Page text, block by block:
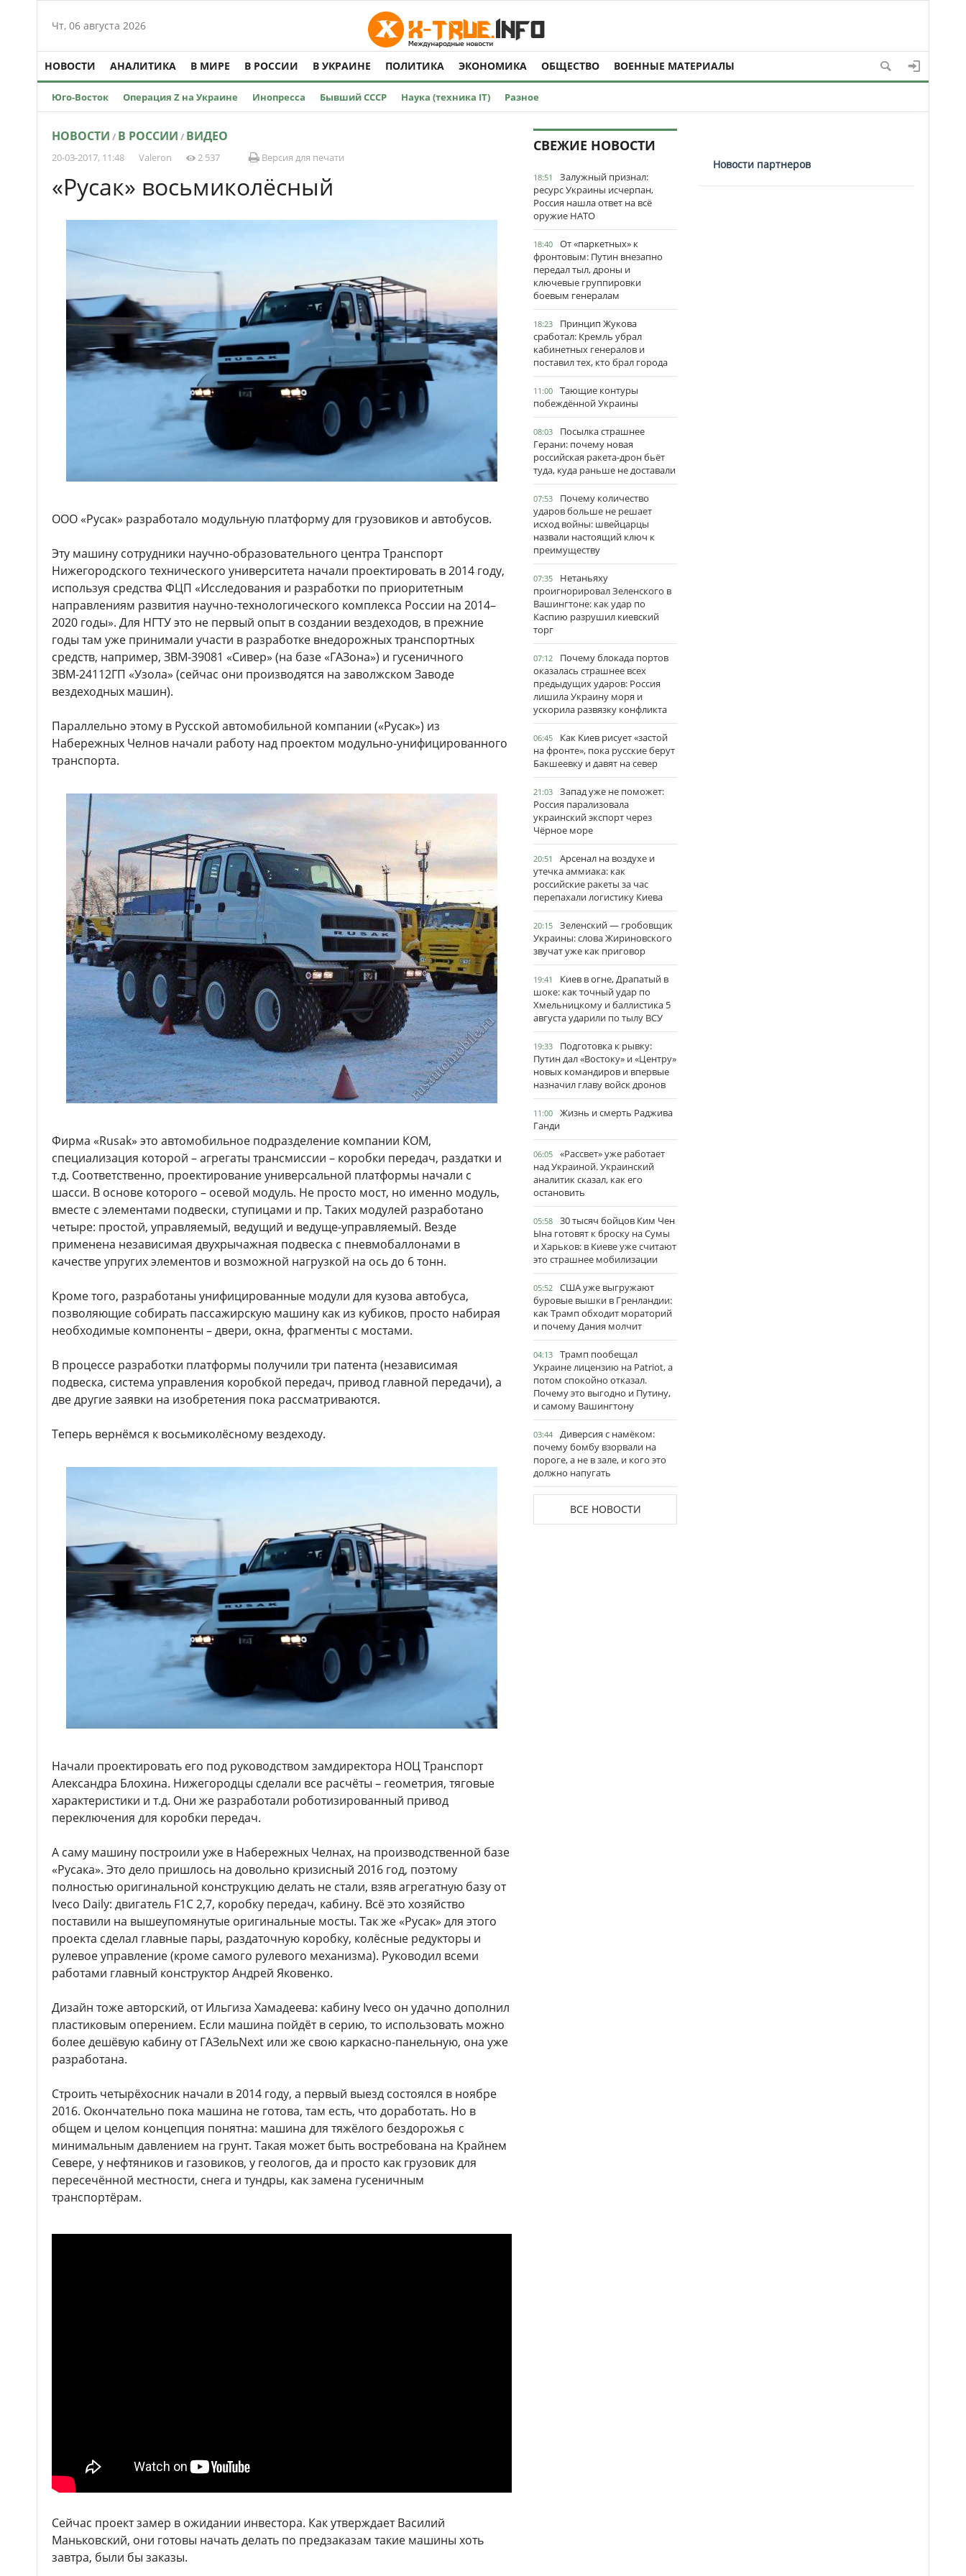
Чт, 06 августа 2026
НОВОСТИ АНАЛИТИКА В МИРЕ В РОССИИ В УКРАИНЕ ПОЛИТИКА ЭКОНОМИКА ОБЩЕСТВО ВОЕННЫЕ МАТЕРИАЛЫ
Юго-Восток Операция Z на Украине Инопресса Бывший СССР Наука (техника IT) Разное
НОВОСТИ / В РОССИИ / ВИДЕО
20-03-2017, 11:48 Valeron 2 537 Версия для печати
«Русак» восьмиколёсный
ООО «Русак» разработало модульную платформу для грузовиков и автобусов.
Эту машину сотрудники научно-образовательного центра Транспорт
Нижегородского технического университета начали проектировать в 2014 году,
используя средства ФЦП «Исследования и разработки по приоритетным
направлениям развития научно-технологического комплекса России на 2014–
2020 годы». Для НГТУ это не первый опыт в создании вездеходов, в прежние
годы там уже принимали участи в разработке внедорожных транспортных
средств, например, ЗВМ-39081 «Сивер» (на базе «ГАЗона») и гусеничного
ЗВМ-24112ГП «Узола» (сейчас они производятся на заволжском Заводе
вездеходных машин).
Параллельно этому в Русской автомобильной компании («Русак») из
Набережных Челнов начали работу над проектом модульно-унифицированного
транспорта.
Фирма «Rusak» это автомобильное подразделение компании КОМ,
специализация которой – агрегаты трансмиссии – коробки передач, раздатки и
т.д. Соответственно, проектирование универсальной платформы начали с
шасси. В основе которого – осевой модуль. Не просто мост, но именно модуль,
вместе с элементами подвески, ступицами и пр. Таких модулей разработано
четыре: простой, управляемый, ведущий и ведуще-управляемый. Везде
применена независимая двухрычажная подвеска с пневмобаллонами в
качестве упругих элементов и возможной нагрузкой на ось до 6 тонн.
Кроме того, разработаны унифицированные модули для кузова автобуса,
позволяющие собирать пассажирскую машину как из кубиков, просто набирая
необходимые компоненты – двери, окна, фрагменты с мостами.
В процессе разработки платформы получили три патента (независимая
подвеска, система управления коробкой передач, привод главной передачи), а
две другие заявки на изобретения пока рассматриваются.
Теперь вернёмся к восьмиколёсному вездеходу.
Начали проектировать его под руководством замдиректора НОЦ Транспорт
Александра Блохина. Нижегородцы сделали все расчёты – геометрия, тяговые
характеристики и т.д. Они же разработали роботизированный привод
переключения для коробки передач.
А саму машину построили уже в Набережных Челнах, на производственной базе
«Русака». Это дело пришлось на довольно кризисный 2016 год, поэтому
полностью оригинальной конструкцию делать не стали, взяв агрегатную базу от
Iveco Daily: двигатель F1C 2,7, коробку передач, кабину. Всё это хозяйство
поставили на вышеупомянутые оригинальные мосты. Так же «Русак» для этого
проекта сделал главные пары, раздаточную коробку, колёсные редукторы и
рулевое управление (кроме самого рулевого механизма). Руководил всеми
работами главный конструктор Андрей Яковенко.
Дизайн тоже авторский, от Ильгиза Хамадеева: кабину Iveco он удачно дополнил
пластиковым оперением. Если машина пойдёт в серию, то использовать можно
более дешёвую кабину от ГАЗельNext или же свою каркасно-панельную, она уже
разработана.
Строить четырёхосник начали в 2014 году, а первый выезд состоялся в ноябре
2016. Окончательно пока машина не готова, там есть, что доработать. Но в
общем и целом концепция понятна: машина для тяжёлого бездорожья с
минимальным давлением на грунт. Такая может быть востребована на Крайнем
Севере, у нефтяников и газовиков, у геологов, да и просто как грузовик для
пересечённой местности, снега и тундры, как замена гусеничным
транспортёрам.
Сейчас проект замер в ожидании инвестора. Как утверждает Василий
Маньковский, они готовы начать делать по предзаказам такие машины хоть
завтра, были бы заказы.
СВЕЖИЕ НОВОСТИ
18:51
Залужный признал:
ресурс Украины исчерпан,
Россия нашла ответ на всё
оружие НАТО
18:40
От «паркетных» к
фронтовым: Путин внезапно
передал тыл, дроны и
ключевые группировки
боевым генералам
18:23
Принцип Жукова
сработал: Кремль убрал
кабинетных генералов и
поставил тех, кто брал города
11:00
Тающие контуры
побеждённой Украины
08:03
Посылка страшнее
Герани: почему новая
российская ракета-дрон бьёт
туда, куда раньше не доставали
07:53
Почему количество
ударов больше не решает
исход войны: швейцарцы
назвали настоящий ключ к
преимуществу
07:35
Нетаньяху
проигнорировал Зеленского в
Вашингтоне: как удар по
Каспию разрушил киевский
торг
07:12
Почему блокада портов
оказалась страшнее всех
предыдущих ударов: Россия
лишила Украину моря и
ускорила развязку конфликта
06:45
Как Киев рисует «застой
на фронте», пока русские берут
Бакшеевку и давят на север
21:03
Запад уже не поможет:
Россия парализовала
украинский экспорт через
Чёрное море
20:51
Арсенал на воздухе и
утечка аммиака: как
российские ракеты за час
перепахали логистику Киева
20:15
Зеленский — гробовщик
Украины: слова Жириновского
звучат уже как приговор
19:41
Киев в огне, Драпатый в
шоке: как точный удар по
Хмельницкому и баллистика 5
августа ударили по тылу ВСУ
19:33
Подготовка к рывку:
Путин дал «Востоку» и «Центру»
новых командиров и впервые
назначил главу войск дронов
11:00
Жизнь и смерть Раджива
Ганди
06:05
«Рассвет» уже работает
над Украиной. Украинский
аналитик сказал, как его
остановить
05:58
30 тысяч бойцов Ким Чен
Ына готовят к броску на Сумы
и Харьков: в Киеве уже считают
это страшнее мобилизации
05:52
США уже выгружают
буровые вышки в Гренландии:
как Трамп обходит мораторий
и почему Дания молчит
04:13
Трамп пообещал
Украине лицензию на Patriot, а
потом спокойно отказал.
Почему это выгодно и Путину,
и самому Вашингтону
03:44
Диверсия с намёком:
почему бомбу взорвали на
пороге, а не в зале, и кого это
должно напугать
ВСЕ НОВОСТИ
Новости партнеров